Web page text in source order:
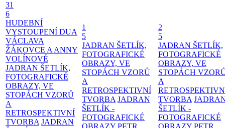
31
6
HUDEBNÍ
VYSTOUPENÍ DUA
VÁCLAVA
ŽÁKOVCE A ANNY
VOLÍNOVÉ
JADRAN ŠETLÍK,
FOTOGRAFICKÉ
OBRAZY, VE
STOPÁCH VZORŮ
A
RETROSPEKTIVNÍ
TVORBA JADRAN
1
5
JADRAN ŠETLÍK,
FOTOGRAFICKÉ
OBRAZY, VE
STOPÁCH VZORŮ
A
RETROSPEKTIVNÍ
TVORBA JADRAN
ŠETLÍK -
FOTOGRAFICKÉ
2
5
JADRAN ŠETLÍK,
FOTOGRAFICKÉ
OBRAZY, VE
STOPÁCH
A
TVORBA
ŠETLÍK -
FOTOGRAFICKÉ